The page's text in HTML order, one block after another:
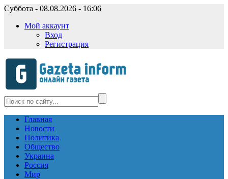
Суббота - 08.08.2026 - 16:06
Мой аккаунт
Вход
Регистрация
Главная
Новости
Политика
Общество
Украина
Россия
Мир